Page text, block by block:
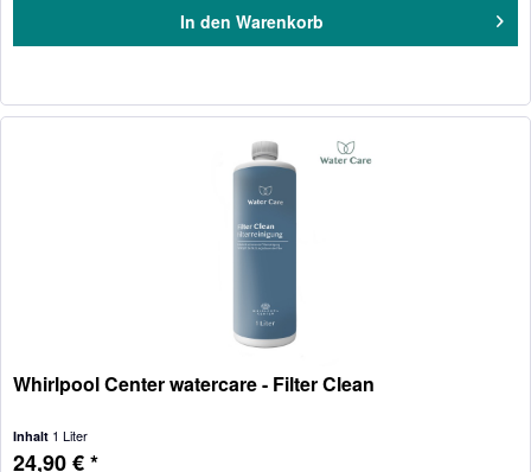
In den Warenkorb
Whirlpool Center watercare - Filter Clean
Inhalt 1 Liter
24,90 € *